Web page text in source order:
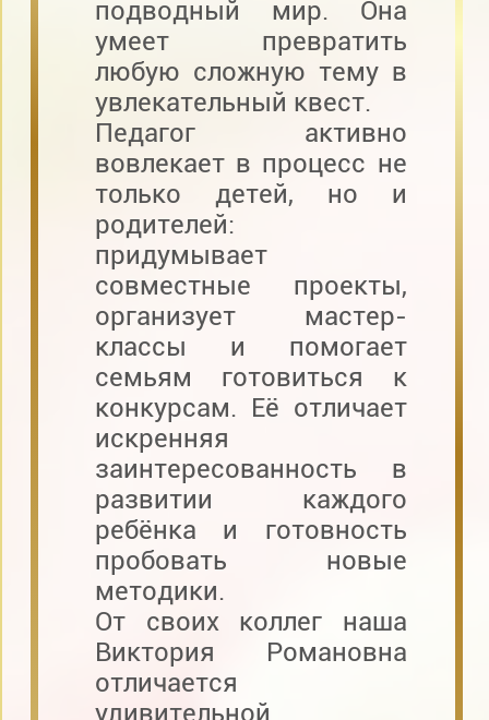
подводный мир. Она
умеет превратить
любую сложную тему в
увлекательный квест.
Педагог активно
вовлекает в процесс не
только детей, но и
родителей:
придумывает
совместные проекты,
организует мастер-
классы и помогает
семьям готовиться к
конкурсам. Её отличает
искренняя
заинтересованность в
развитии каждого
ребёнка и готовность
пробовать новые
методики.
От своих коллег наша
Виктория Романовна
отличается
удивительной